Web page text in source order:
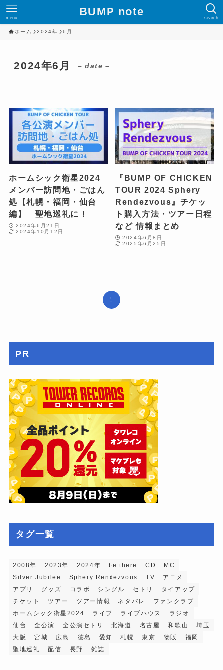
BUMP note search
menu
ホーム 2024年 6月
2024年6月 – date –
ホームシック衛星2024
メンバー訪問地・ごはん
処【札幌・福岡・仙台
編】 聖地巡礼に！
2024年6月21日
2024年10月12日
『BUMP OF CHICKEN
TOUR 2024 Sphery
Rendezvous』チケッ
ト購入方法・ツアー日程
など 情報まとめ
2024年6月8日
2025年6月25日
1
PR
タグ一覧
2008年 2023年 2024年 be there CD
MC
Silver Jubilee
Sphery Rendezvous TV
アニメ
アプリ
グッズ コラボ シングル セトリ
タイアップ
チケット
ツアー ツアー情報 ネタバレ
ファンクラブ
ホームシック衛星2024
ライブ ライブハウス
ラジオ
仙台
全公演 全公演セトリ 北海道 名古屋 和歌山
埼玉
大阪
宮城 広島 徳島 愛知 札幌 東京 物販
福岡
聖地巡礼
配信 長野 雑誌